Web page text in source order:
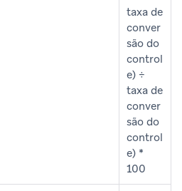
taxa de
conver
são do
control
e) ÷
taxa de
conver
são do
control
e) *
100